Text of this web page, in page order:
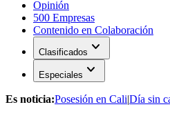
Opinión
500 Empresas
Contenido en Colaboración
Clasificados expand_more
Especiales expand_more
Es noticia:Posesión en Cali|Día sin